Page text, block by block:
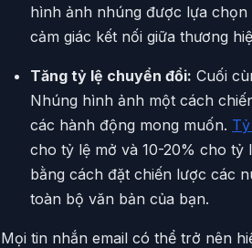
hình ảnh nhúng được lựa
cảm giác kết nối giữa thương
Tăng tỷ lệ chuyển đổi: Cuối
Nhúng hình ảnh một cách
các hành động mong muốn.
cho tỷ lệ mở và 10-20% cho tỷ
bằng cách đặt chiến lược các
toàn bộ văn bản của bạn.
Mọi tin nhắn email có thể trở nên